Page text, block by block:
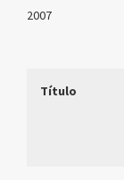
2007
Título